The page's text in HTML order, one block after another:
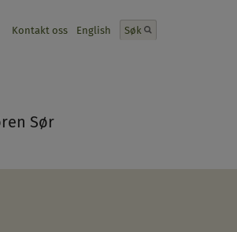
Sør
Kontakt oss English Søk